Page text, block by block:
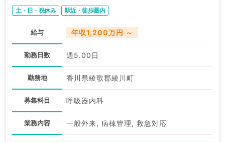
土・日・祝休み 駅近・徒歩圏内
給与 年収1,200万円 ～
勤務日数 週5.00日
勤務地 香川県綾歌郡綾川町
募集科目 呼吸器内科
業務内容 一般外来, 病棟管理, 救急対応